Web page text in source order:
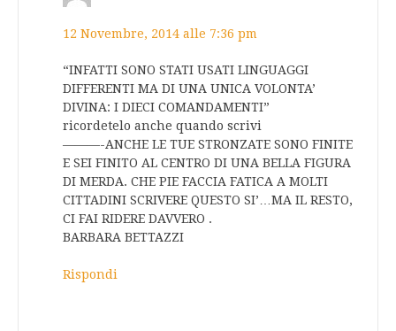
12 Novembre, 2014 alle 7:36 pm
“INFATTI SONO STATI USATI LINGUAGGI
DIFFERENTI MA DI UNA UNICA VOLONTA’
DIVINA: I DIECI COMANDAMENTI”
ricordetelo anche quando scrivi
———-ANCHE LE TUE STRONZATE SONO FINITE
E SEI FINITO AL CENTRO DI UNA BELLA FIGURA
DI MERDA. CHE PIE FACCIA FATICA A MOLTI
CITTADINI SCRIVERE QUESTO SI’…MA IL RESTO,
CI FAI RIDERE DAVVERO .
BARBARA BETTAZZI
Rispondi